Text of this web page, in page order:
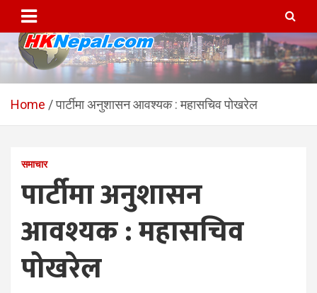
content
HKNepal.com – हङकङबाट
सञ्चालित पहिलो नेपाली अनलाईन
hknepal, hknepal.com, hk nepal, hk nepal com
Home पार्टीमा अनुशासन आवश्यक : महासचिव पोखरेल
समाचार
पार्टीमा अनुशासन
आवश्यक : महासचिव
पोखरेल